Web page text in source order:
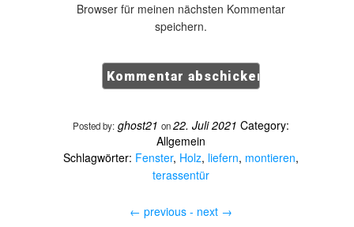
Browser für meinen nächsten Kommentar
speichern.
Posted by: ghost21 on22. Juli 2021 Category:
Allgemein
Schlagwörter: Fenster, Holz, liefern, montieren,
terassentür
← previous - next →